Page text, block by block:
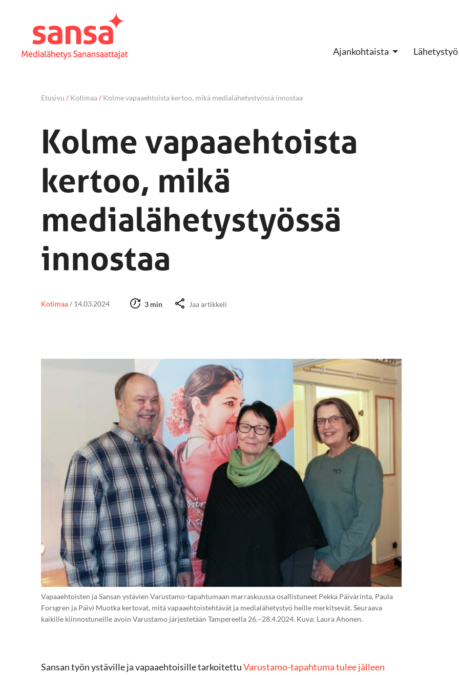
Ajankohtaista Lähetystyö
Etusivu /Kotimaa/Kolme vapaaehtoista kertoo, mikä medialähetystyössä innostaa
Kolme vapaaehtoista
kertoo, mikä
medialähetystyössä
innostaa
Kotimaa/ 14.03.2024 3 min Jaa artikkeli
Vapaaehtoisten ja Sansan ystävien Varustamo-tapahtumaan marraskuussa osallistuneet Pekka Päivärinta, Paula
Forsgren ja Päivi Muotka kertovat, mitä vapaaehtoistehtävät ja medialähetystyö heille merkitsevät. Seuraava
kaikille kiinnostuneille avoin Varustamo järjestetään Tampereella 26.−28.4.2024. Kuva: Laura Ahonen.
Sansan työn ystäville ja vapaaehtoisille tarkoitettuVarustamo-tapahtuma tulee jälleen